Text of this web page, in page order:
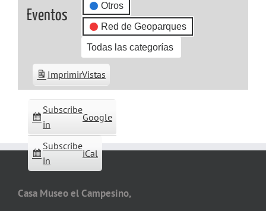
Eventos
Otros
Red de Geoparques
Todas las categorías
Subscribe
in
Google
Subscribe
in
iCal
ImprimirVistas
Casa Museo el Campesino,